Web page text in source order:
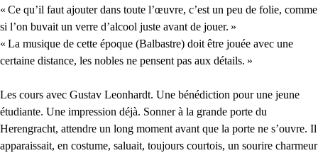
« Ce qu’il faut ajouter dans toute l’œuvre, c’est un peu de folie, comme
si l’on buvait un verre d’alcool juste avant de jouer. »
« La musique de cette époque (Balbastre) doit être jouée avec une
certaine distance, les nobles ne pensent pas aux détails. »
Les cours avec Gustav Leonhardt. Une bénédiction pour une jeune
étudiante. Une impression déjà. Sonner à la grande porte du
Herengracht, attendre un long moment avant que la porte ne s’ouvre. Il
apparaissait, en costume, saluait, toujours courtois, un sourire charmeur